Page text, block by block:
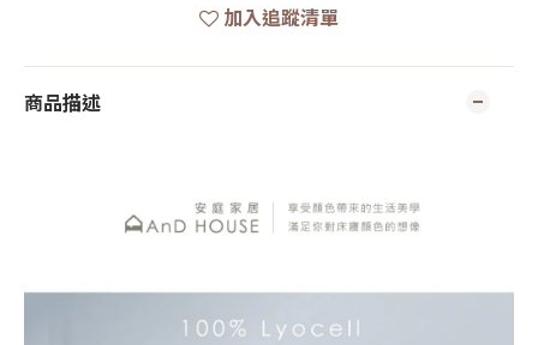
加入追蹤清單
商品描述